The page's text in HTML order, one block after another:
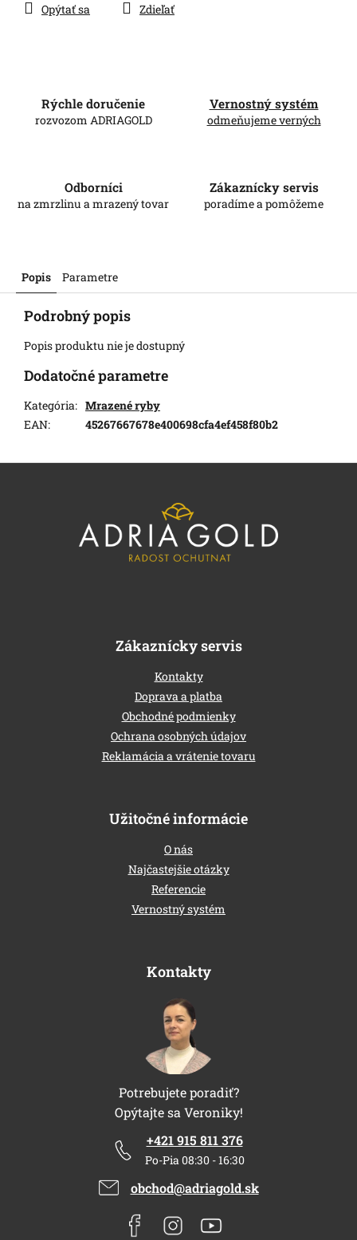
Opýtať sa Zdieľať
Rýchle doručenie
rozvozom ADRIAGOLD
Vernostný systém
odmeňujeme verných
Odborníci
na zmrzlinu a mrazený tovar
Zákaznícky servis
poradíme a pomôžeme
Popis Parametre
Podrobný popis
Popis produktu nie je dostupný
Dodatočné parametre
Kategória: Mrazené ryby
EAN: 45267667678e400698cfa4ef458f80b2
Zákaznícky servis
Kontakty
Doprava a platba
Obchodné podmienky
Ochrana osobných údajov
Reklamácia a vrátenie tovaru
Užitočné informácie
O nás
Najčastejšie otázky
Referencie
Vernostný systém
Kontakty
Potrebujete poradiť?
Opýtajte sa Veroniky!
+421 915 811 376
Po-Pia 08:30 - 16:30
obchod@adriagold.sk